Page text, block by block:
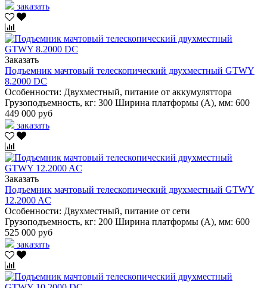
заказать
Заказать
Подъемник мачтовый телескопический двухместный GTWY
8.2000 DC
Особенности: Двухместный, питание от аккумуляттора
Грузоподъемность, кг: 300 Ширина платформы (А), мм: 600
449 000 руб
заказать
Заказать
Подъемник мачтовый телескопический двухместный GTWY
12.2000 AC
Особенности: Двухместный, питание от сети
Грузоподъемность, кг: 200 Ширина платформы (А), мм: 600
525 000 руб
заказать